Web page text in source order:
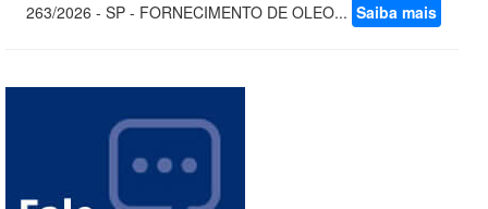
263/2026 - SP - FORNECIMENTO DE OLEO... Saiba mais